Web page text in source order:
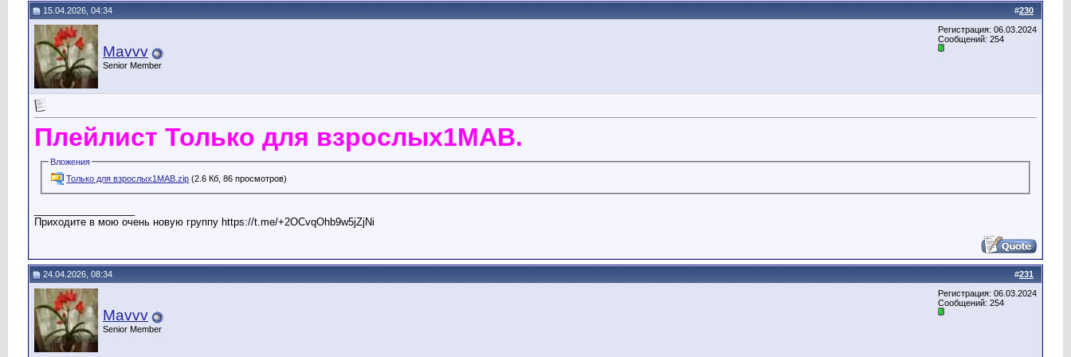
#230
15.04.2026, 04:34
Mavvv
Senior Member
Регистрация: 06.03.2024
Сообщений: 254
Плейлист Только для взрослых1МАВ.
Вложения
Только для взрослых1МАВ.zip (2.6 Кб, 86 просмотров)
Приходите в мою очень новую группу https://t.me/+2OCvqOhb9w5jZjNi
#231
24.04.2026, 08:34
Mavvv
Senior Member
Регистрация: 06.03.2024
Сообщений: 254